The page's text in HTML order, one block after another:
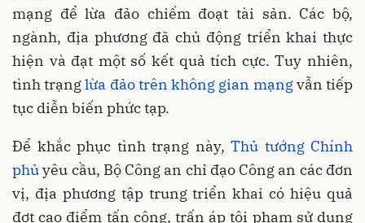
mạng để lừa đảo chiếm đoạt tài sản. Các bộ,
ngành, địa phương đã chủ động triển khai thực
hiện và đạt một số kết quả tích cực. Tuy nhiên,
tình trạnglừa đảo trên không gian mạngvẫn tiếp
tục diễn biến phức tạp.
Để khắc phục tình trạng này, Thủ tướng Chính
phủyêu cầu, Bộ Công an chỉ đạo Công an các đơn
vị, địa phương tập trung triển khai có hiệu quả
đợt cao điểm tấn công, trấn áp tội phạm sử dụng